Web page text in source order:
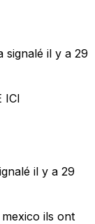
signalé il y a 29
ICI
il y a 29
ils ont